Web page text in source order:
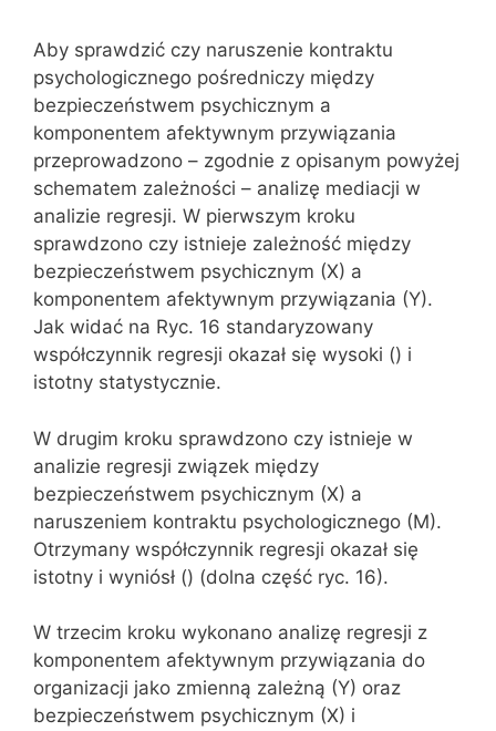
Aby sprawdzić czy naruszenie kontraktu
psychologicznego pośredniczy między
bezpieczeństwem psychicznym a
komponentem afektywnym przywiązania
przeprowadzono – zgodnie z opisanym powyżej
schematem zależności – analizę mediacji w
analizie regresji. W pierwszym kroku
sprawdzono czy istnieje zależność między
bezpieczeństwem psychicznym (X) a
komponentem afektywnym przywiązania (Y).
Jak widać na Ryc. 16 standaryzowany
współczynnik regresji okazał się wysoki () i
istotny statystycznie.
W drugim kroku sprawdzono czy istnieje w
analizie regresji związek między
bezpieczeństwem psychicznym (X) a
naruszeniem kontraktu psychologicznego (M).
Otrzymany współczynnik regresji okazał się
istotny i wyniósł () (dolna część ryc. 16).
W trzecim kroku wykonano analizę regresji z
komponentem afektywnym przywiązania do
organizacji jako zmienną zależną (Y) oraz
bezpieczeństwem psychicznym (X) i